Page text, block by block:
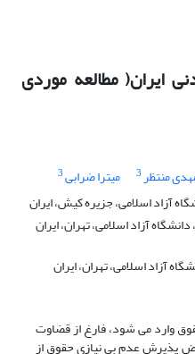
ایران( مطالعه موردی
منتظر3 میترا ضرابی3
آزاد اسلامی، جزیره کیش، ایران
آزاد اسلامی، تهران، ایران
آزاد اسلامی، تهران، ایران
وارد می شود، فارغ از قضاوت
پذیرش عدم بی نیازی حقوق از